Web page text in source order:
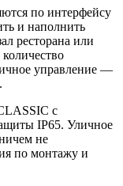
по интерфейсу
и наполнить
ресторана или
управление —
с
IP65. Уличное
не
по монтажу и